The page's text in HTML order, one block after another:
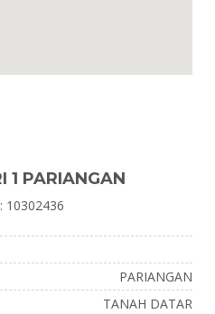
1 PARIANGAN
10302436
PARIANGAN
TANAH DATAR